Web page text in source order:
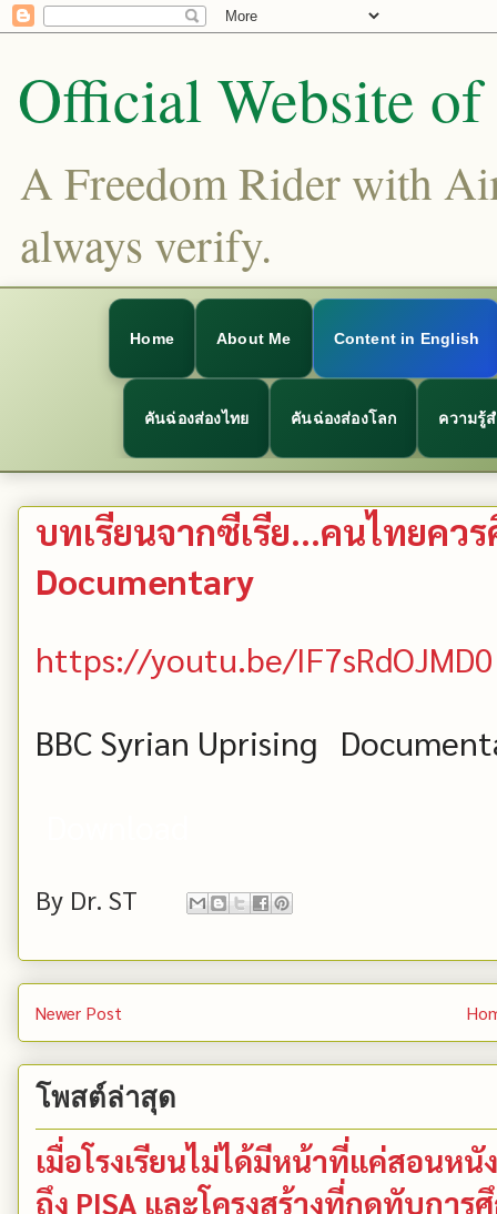
Official Website
A Freedom Rider with
always verify.
Home About Me Content in English
คันฉ่องส่องไทย คันฉ่องส่องโลก ความรู้
บทเรียนจากซีเรีย...คนไทยคว
Documentary
https://youtu.be/IF7sRdOJMD0
BBC Syrian Uprising
By Dr. ST
Newer Post
โพสต์ล่าสุด
เมื่อโรงเรียนไม่ได้มีหน้าที่แค่สอนหนั
ถึง PISA และโครงสร้างที่กดทับการ